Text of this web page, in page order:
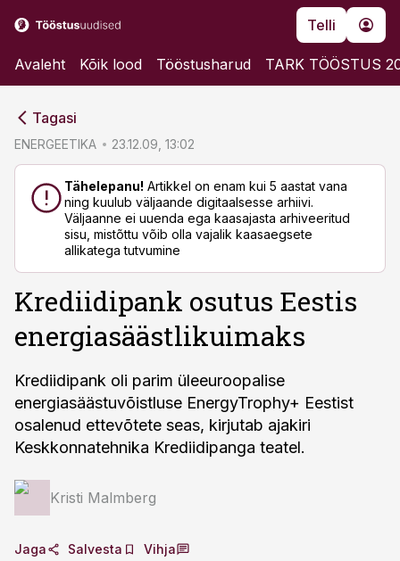
Telli
Avaleht Kõik lood Tööstusharud TARK TÖÖSTUS
Tagasi
ENERGEETIKA 23.12.09, 13:02
Tähelepanu! Artikkel on enam kui 5 aastat vana
ning kuulub väljaande digitaalsesse arhiivi.
Väljaanne ei uuenda ega kaasajasta arhiveeritud
sisu, mistõttu võib olla vajalik kaasaegsete
allikatega tutvumine
Krediidipank osutus Eestis
energiasäästlikuimaks
Krediidipank oli parim üleeuroopalise
energiasäästuvõistluse EnergyTrophy+ Eestist
osalenud ettevõtete seas, kirjutab ajakiri
Keskkonnatehnika Krediidipanga teatel.
Kristi Malmberg
Jaga Salvesta Vihja